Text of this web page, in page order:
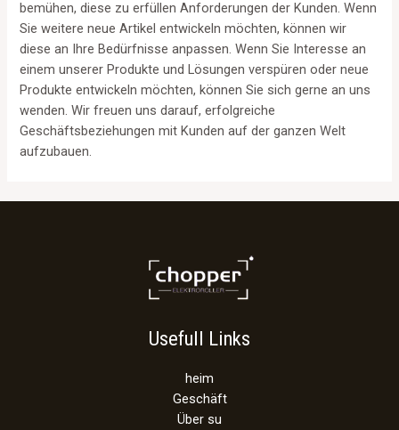
bemühen, diese zu erfüllen Anforderungen der Kunden. Wenn
Sie weitere neue Artikel entwickeln möchten, können wir
diese an Ihre Bedürfnisse anpassen. Wenn Sie Interesse an
einem unserer Produkte und Lösungen verspüren oder neue
Produkte entwickeln möchten, können Sie sich gerne an uns
wenden. Wir freuen uns darauf, erfolgreiche
Geschäftsbeziehungen mit Kunden auf der ganzen Welt
aufzubauen.
Usefull Links
heim
Geschäft
Über su